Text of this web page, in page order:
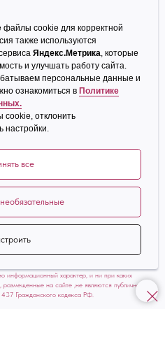
Cодержание
Политика обработки персональных
данных
не подпадает под понятие рекламы (п. 6
информационный характер, и ни при каких
на сайте ,не являются публичной
Гражданского кодекса РФ.
cookie для корректной
также используются
Яндекс.Метрика, которые
и улучшать работу сайта.
персональные данные и
ознакомиться в Политике
отклонить
настройки.
все